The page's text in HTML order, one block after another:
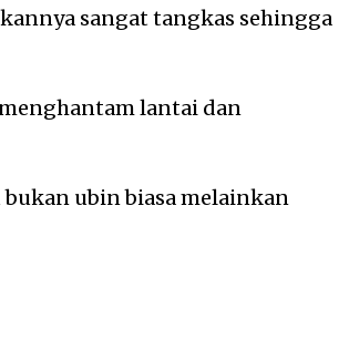
sangat tangkas sehingga
lantai dan
ubin biasa melainkan